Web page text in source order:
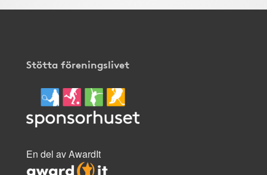
Stötta föreningslivet
En del av AwardIt